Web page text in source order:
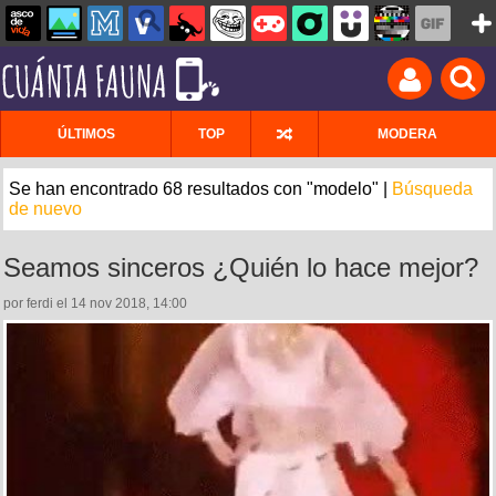
ÚLTIMOS TOP MODERA
Se han encontrado 68 resultados con "modelo" |
Búsqueda
de nuevo
Seamos sinceros ¿Quién lo hace mejor?
por ferdi el 14 nov 2018, 14:00